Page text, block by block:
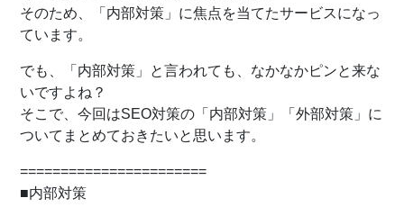
そのため、「内部対策」に焦点を当てたサービスになっ
ています。
でも、「内部対策」と言われても、なかなかピンと来な
いですよね？
そこで、今回はSEO対策の「内部対策」「外部対策」に
ついてまとめておきたいと思います。
=======================
■内部対策